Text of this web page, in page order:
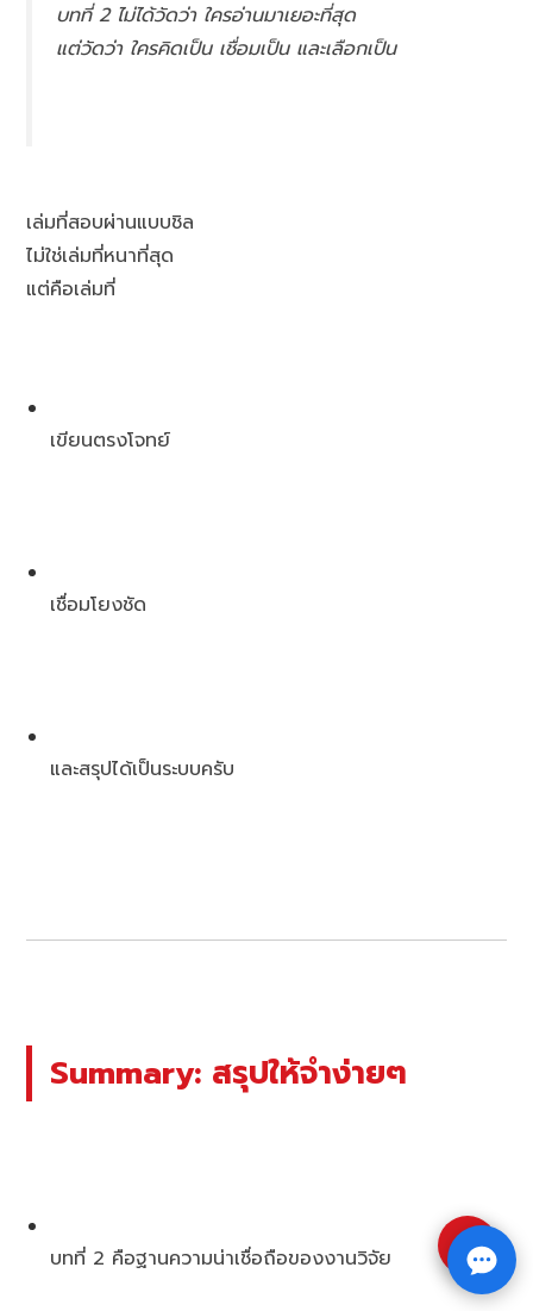
บทที่ 2 ไม่ได้วัดว่า ใครอ่านมาเยอะที่สุด
แต่วัดว่า ใครคิดเป็น เชื่อมเป็น และเลือกเป็น
เล่มที่สอบผ่านแบบชิล
ไม่ใช่เล่มที่หนาที่สุด
แต่คือเล่มที่
เขียนตรงโจทย์
เชื่อมโยงชัด
และสรุปได้เป็นระบบครับ
Summary: สรุปให้จำง่ายๆ
บทที่ 2 คือฐานความน่าเชื่อถือของงานวิจัย ⇧